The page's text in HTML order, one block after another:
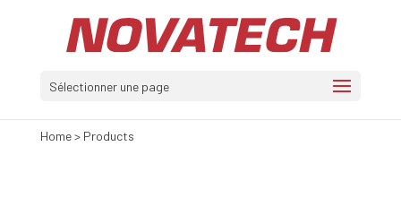
Sélectionner une page
Home> Products